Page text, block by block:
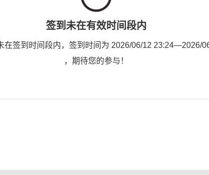
签到未在有效时间段内
在签到时间段内，签到时间为 2026/06/12 23:24—2026/
，期待您的参与！